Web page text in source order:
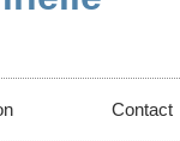
Contact